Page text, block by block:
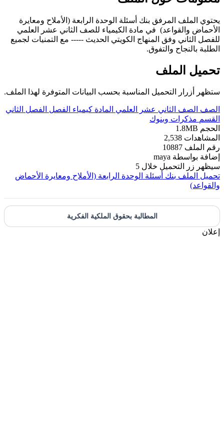
يحتوي الملف المرفق بنك أسئلة الوحدة الرابعة (الأملاح ومعايرة
الأحماض والقواعد) في مادة الكيمياء للصف الثاني عشر العلمي
للفصل الثاني وفق المنهاج الكويتي الحديث ----- مع التمنيات لجميع
الطلبة بالنجاح والتفوق.
تحميل الملف
ستظهر أزرار التحميل المناسبة بحسب البيانات المتوفرة لهذا الملف.
الصف الصف الثاني عشر العلمي المادة كيمياء الفصل
الفصل الثاني
القسم مذكرات وبنوك
الحجم 1.8MB
المشاهدات 2,538
رقم الملف 10887
إضافة بواسطة maya
سيظهر زر التحميل خلال 5
تحميل الملف بنك أسئلة الوحدة الرابعة (الأملاح ومعايرة الأحماض
والقواعد)
المطالبة بحقوق الملكية الفكرية
إعلان